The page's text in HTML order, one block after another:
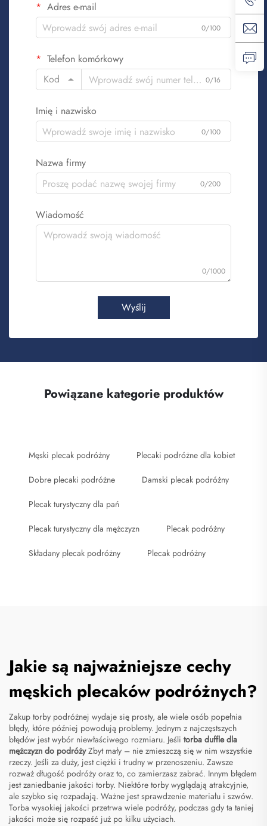
Adres e-mail
0/100
Telefon komórkowy
Kod
0/16
Imię i nazwisko
0/100
Nazwa firmy
0/200
Wiadomość
0/1000
Wyślij
Powiązane kategorie produktów
Męski plecak podróżny Plecaki podróżne dla kobiet
Dobre plecaki podróżne Damski plecak podróżny
Plecak turystyczny dla pań
Plecak turystyczny dla mężczyzn Plecak podróżny
Składany plecak podróżny Plecak podróżny
Jakie są najważniejsze cechy
męskich plecaków podróżnych?
Zakup torby podróżnej wydaje się prosty, ale wiele osób popełnia
błędy, które później powodują problemy. Jednym z najczęstszych
błędów jest wybór niewłaściwego rozmiaru. Jeśli torba duffle dla
mężczyzn do podróżyZbyt mały – nie zmieszczą się w nim wszystkie
rzeczy. Jeśli za duży, jest ciężki i trudny w przenoszeniu. Zawsze
rozważ długość podróży oraz to, co zamierzasz zabrać. Innym błędem
jest zaniedbanie jakości torby. Niektóre torby wyglądają atrakcyjnie,
ale szybko się rozpadają. Ważne jest sprawdzenie materiału i szwów.
Torba wysokiej jakości przetrwa wiele podróży, podczas gdy ta taniej
jakości może się rozpaść już po kilku użyciach.